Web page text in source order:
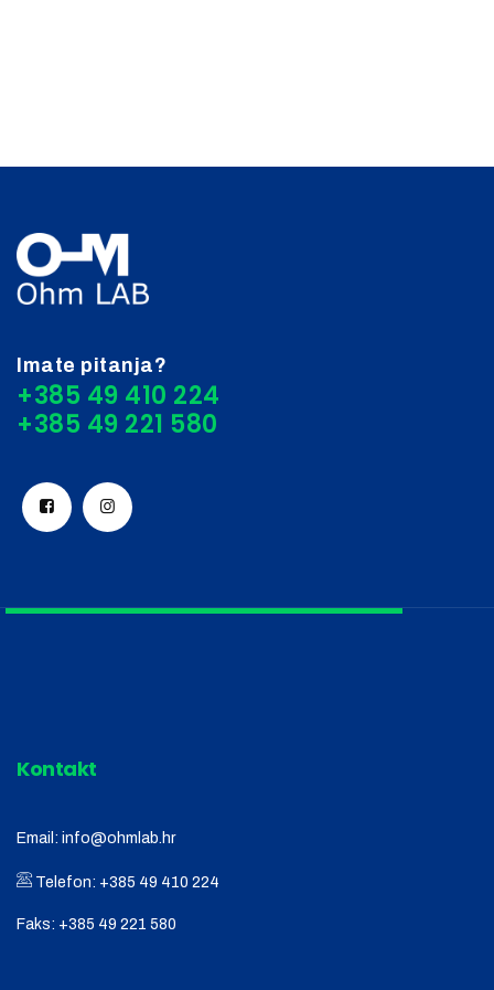
Imate pitanja?
+385 49 410 224
Kontakt
Email: info@ohmlab.hr
Telefon: +385 49 410 224
Faks: +385 49 221 580